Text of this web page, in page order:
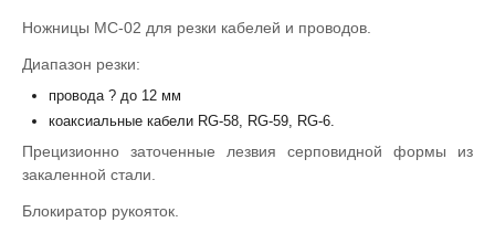
Ножницы МС-02 для резки кабелей и проводов.
Диапазон резки:
провода ? до 12 мм
коаксиальные кабели RG-58, RG-59, RG-6.
Прецизионно заточенные лезвия серповидной формы из
закаленной стали.
Блокиратор рукояток.